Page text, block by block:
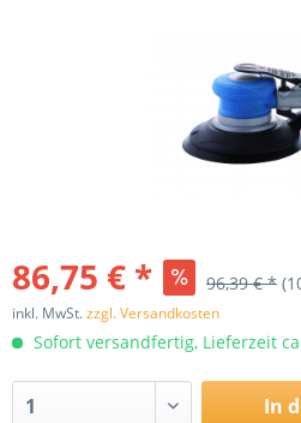
86,75 € * 96,39 € *
inkl. MwSt.zzgl. Versandkosten
Sofort versandfertig, Lieferzeit
In